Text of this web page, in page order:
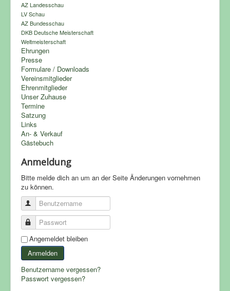
AZ Landesschau
LV Schau
AZ Bundesschau
DKB Deutsche Meisterschaft
Weltmeisterschaft
Ehrungen
Presse
Formulare / Downloads
Vereinsmitglieder
Ehrenmitglieder
Unser Zuhause
Termine
Satzung
Links
An- & Verkauf
Gästebuch
Anmeldung
Bitte melde dich an um an der Seite Änderungen vornehmen
zu können.
Benutzername
Passwort
Angemeldet bleiben
Anmelden
Benutzername vergessen?
Passwort vergessen?